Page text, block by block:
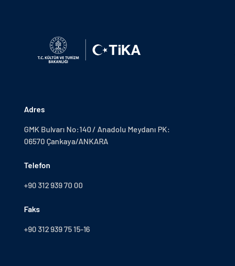
Adres
GMK Bulvarı No:140 / Anadolu Meydanı PK:
06570 Çankaya/ANKARA
Telefon
+90 312 939 70 00
Faks
+90 312 939 75 15-16